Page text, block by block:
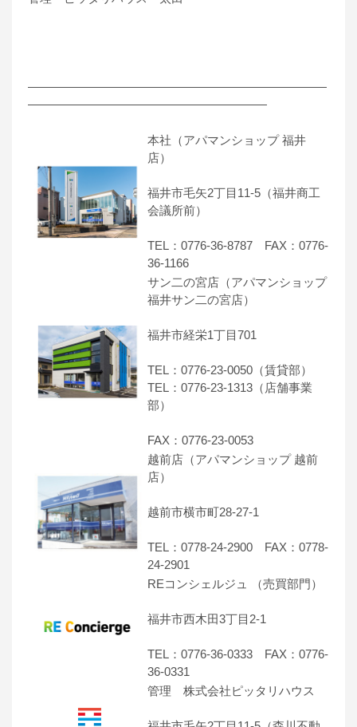
―――――――――――――――――――――――――
――――――――――――――――――――
本社（アパマンショップ 福井
店）
福井市毛矢2丁目11-5（福井商工
会議所前）
TEL：0776-36-8787 FAX：0776-
36-1166
サン二の宮店（アパマンショップ
福井サン二の宮店）
福井市経栄1丁目701
TEL：0776-23-0050（賃貸部）
TEL：0776-23-1313（店舗事業
部）
FAX：0776-23-0053
越前店（アパマンショップ 越前
店）
越前市横市町28-27-1
TEL：0778-24-2900 FAX：0778-
24-2901
REコンシェルジュ （売買部門）
福井市西木田3丁目2-1
TEL：0776-36-0333 FAX：0776-
36-0331
管理 株式会社ピッタリハウス